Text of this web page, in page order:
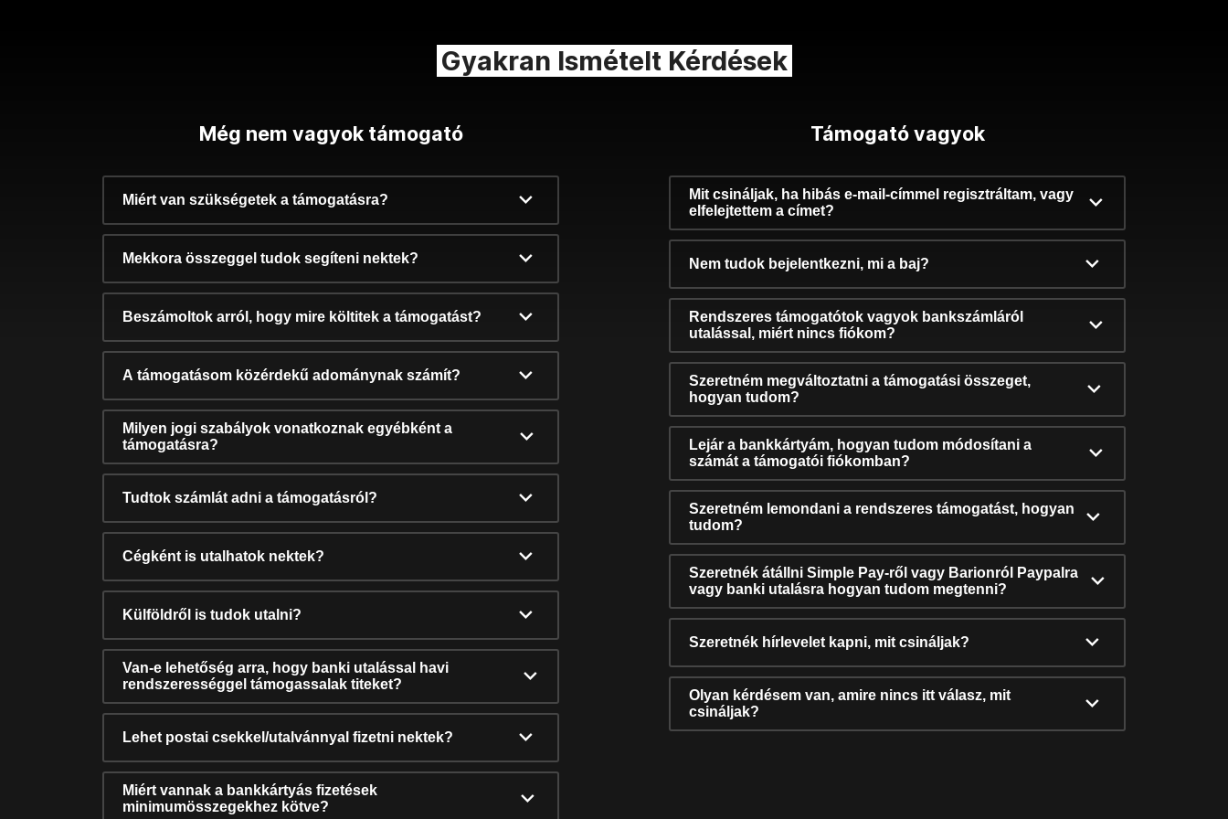
Gyakran Ismételt Kérdések
Még nem vagyok támogató
Miért van szükségetek a támogatásra?
Mekkora összeggel tudok segíteni nektek?
Beszámoltok arról, hogy mire költitek a támogatást?
A támogatásom közérdekű adománynak számít?
Milyen jogi szabályok vonatkoznak egyébként a
támogatásra?
Tudtok számlát adni a támogatásról?
Cégként is utalhatok nektek?
Külföldről is tudok utalni?
Van-e lehetőség arra, hogy banki utalással havi
rendszerességgel támogassalak titeket?
Lehet postai csekkel/utalvánnyal fizetni nektek?
Miért vannak a bankkártyás fizetések
minimumösszegekhez kötve?
Támogató vagyok
Mit csináljak, ha hibás e-mail-címmel regisztráltam, vagy
elfelejtettem a címet?
Nem tudok bejelentkezni, mi a baj?
Rendszeres támogatótok vagyok bankszámláról
utalással, miért nincs fiókom?
Szeretném megváltoztatni a támogatási összeget,
hogyan tudom?
Lejár a bankkártyám, hogyan tudom módosítani a
számát a támogatói fiókomban?
Szeretném lemondani a rendszeres támogatást, hogyan
tudom?
Szeretnék átállni Simple Pay-ről vagy Barionról Paypalra
vagy banki utalásra hogyan tudom megtenni?
Szeretnék hírlevelet kapni, mit csináljak?
Olyan kérdésem van, amire nincs itt válasz, mit
csináljak?